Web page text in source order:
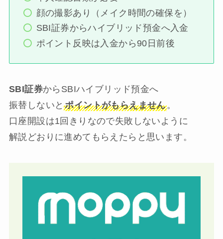
顔の撮影あり（メイク時間の確保を）
SBI証券からハイブリッド預金へ入金
ポイント反映は入金から90日前後
SBI証券からSBIハイブリッド預金へ
振替しないとポイントがもらえません。
口座開設は1回きりなので失敗しないように
解説どおりに進めてもらえたらと思います。